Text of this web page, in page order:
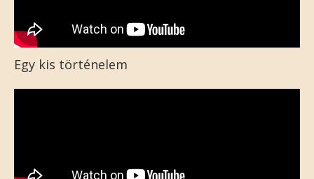
Egy kis történelem